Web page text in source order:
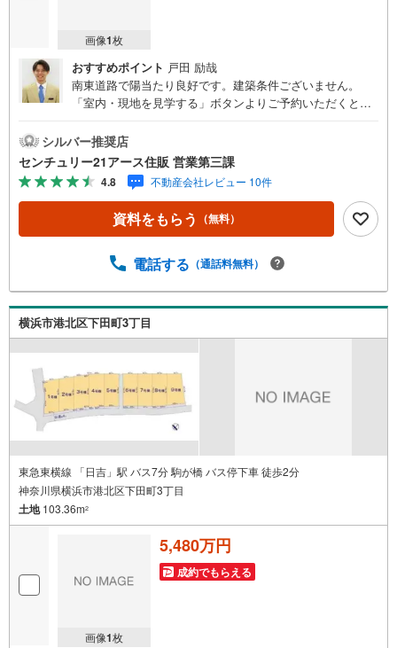
画像1枚
おすすめポイント 戸田 励哉
南東道路で陽当たり良好です。建築条件ございません。
「室内・現地を見学する」ボタンよりご予約いただくとご
のポイント】◆センチュリオン獲得店舗◆全国約970店舗あ
るセンチュリー21のお店。その中でも、アメリカ本部が設
ける一定基準を満たした、上位4％しか受賞できない賞。そ
れが「センチュリオン」です。弊社はそのセンチュリオン
を2002年から欠かすことなく取り続けております。◆住宅
ローン相談会◆お客様にあった無理のない住宅ローンの試
す。人生最大のお買い物になりますので、しっかりとした
だわる◆大きな金額を長期間で返済する住宅ローンは優遇
金利が0.1％変わるだけで、支払い総額に大きな変化が生じ
ます。取引の多い弊社は金融機関の特色、傾向、トレンド
を熟知しておりますので、お客様のニーズにあった金融機
関をご紹介させて頂きます。
シルバー推奨店
センチュリー21アース住販 営業第三課
4.8 不動産会社レビュー 10件
資料をもらう （無料）
電話する （通話料無料）
横浜市港北区下田町3丁目
東急東横線 「日吉」駅 バス7分 駒が橋 バス停下車 徒歩2分
神奈川県横浜市港北区下田町3丁目
土地103.36m2
画像1枚
5,480万円
成約でもらえる